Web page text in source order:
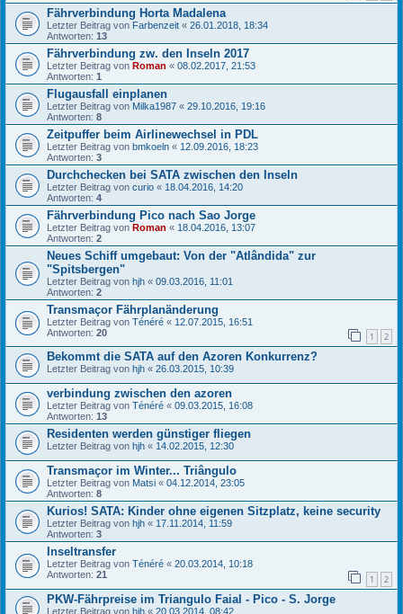
Fährverbindung Horta Madalena
Letzter Beitrag von Farbenzeit « 26.01.2018, 18:34
Antworten: 13
Fährverbindung zw. den Inseln 2017
Letzter Beitrag von Roman « 08.02.2017, 21:53
Antworten: 1
Flugausfall einplanen
Letzter Beitrag von Milka1987 « 29.10.2016, 19:16
Antworten: 8
Zeitpuffer beim Airlinewechsel in PDL
Letzter Beitrag von bmkoeln « 12.09.2016, 18:23
Antworten: 3
Durchchecken bei SATA zwischen den Inseln
Letzter Beitrag von curio « 18.04.2016, 14:20
Antworten: 4
Fährverbindung Pico nach Sao Jorge
Letzter Beitrag von Roman « 18.04.2016, 13:07
Antworten: 2
Neues Schiff umgebaut: Von der "Atlândida" zur
"Spitsbergen"
Letzter Beitrag von hjh « 09.03.2016, 11:01
Antworten: 2
Transmaçor Fährplanänderung
Letzter Beitrag von Ténéré « 12.07.2015, 16:51
Antworten: 20 1 2
Bekommt die SATA auf den Azoren Konkurrenz?
Letzter Beitrag von hjh « 26.03.2015, 10:39
verbindung zwischen den azoren
Letzter Beitrag von Ténéré « 09.03.2015, 16:08
Antworten: 13
Residenten werden günstiger fliegen
Letzter Beitrag von hjh « 14.02.2015, 12:30
Transmaçor im Winter... Triângulo
Letzter Beitrag von Matsi « 04.12.2014, 23:05
Antworten: 8
Kurios! SATA: Kinder ohne eigenen Sitzplatz, keine security
Letzter Beitrag von hjh « 17.11.2014, 11:59
Antworten: 3
Inseltransfer
Letzter Beitrag von Ténéré « 20.03.2014, 10:18
Antworten: 21 1 2
PKW-Fährpreise im Triangulo Faial - Pico - S. Jorge
Letzter Beitrag von hjh « 20.03.2014, 08:42